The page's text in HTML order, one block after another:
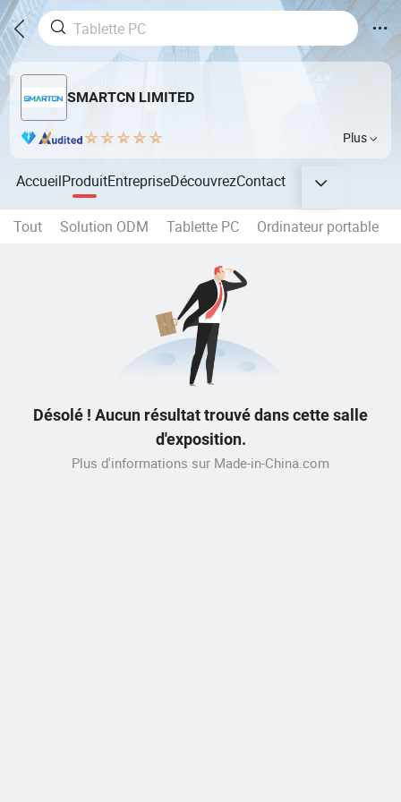
SMARTCN LIMITED
Plus
AccueilProduitEntrepriseDécouvrezContact
Tout Solution ODM Tablette PC Ordinateur portable
Désolé ! Aucun résultat trouvé dans cette salle
d'exposition.
Plus d'informations sur Made-in-China.com